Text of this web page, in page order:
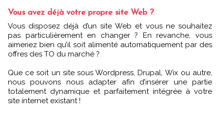
Vous avez déjà votre propre site Web ?
Vous disposez déjà d’un site Web et vous ne souhaitez
pas particulièrement en changer ? En revanche, vous
aimeriez bien qu’il soit alimenté automatiquement par des
offres des TO du marché ?
Que ce soit un site sous Wordpress, Drupal, Wix ou autre,
nous pouvons nous adapter afin d’insérer une partie
totalement dynamique et parfaitement intégrée à votre
site internet existant !